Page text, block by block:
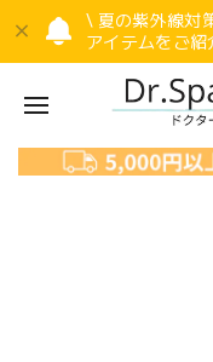
\ 夏の紫外線対
アイテムをご紹